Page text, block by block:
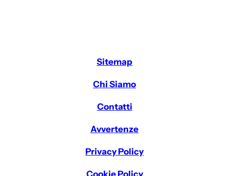
Sitemap
Chi Siamo
Contatti
Avvertenze
Privacy Policy